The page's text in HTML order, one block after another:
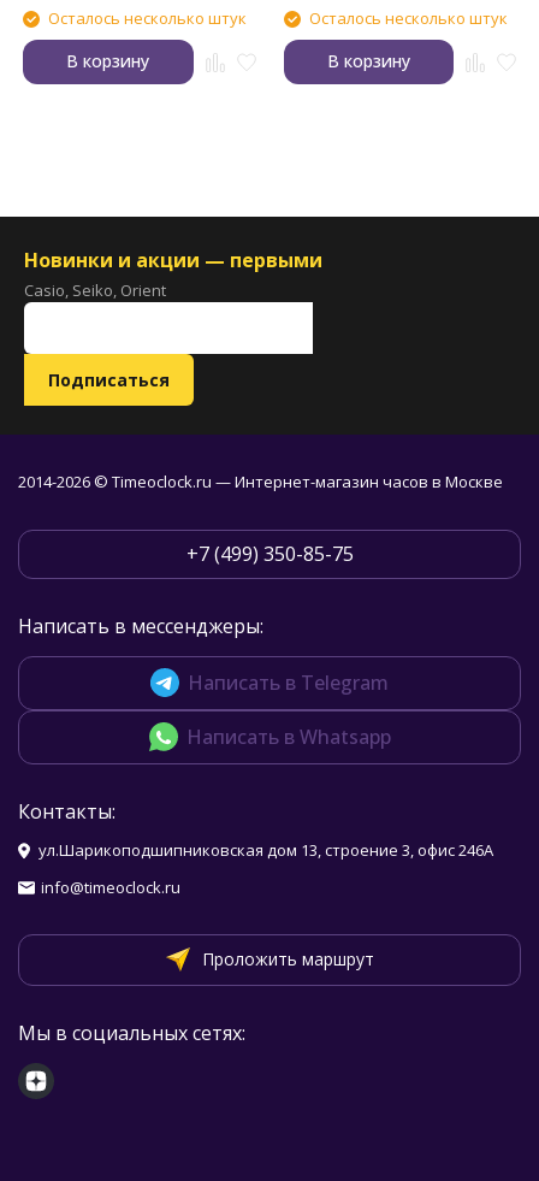
Осталось несколько штук
В корзину
Осталось несколько штук
В корзину
Новинки и акции — первыми
Casio, Seiko, Orient
2014-2026 © Timeoclock.ru — Интернет-магазин часов в Москве
+7 (499) 350-85-75
Написать в мессенджеры:
Написать в Telegram
Написать в Whatsapp
Контакты:
ул.Шарикоподшипниковская дом 13, строение 3, офис 246А
info@timeoclock.ru
Проложить маршрут
Мы в социальных сетях: